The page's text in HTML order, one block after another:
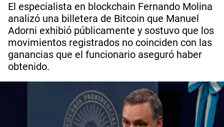
El especialista en blockchain Fernando Molina
analizó una billetera de Bitcoin que Manuel
Adorni exhibió públicamente y sostuvo que los
movimientos registrados no coinciden con las
ganancias que el funcionario aseguró haber
obtenido.